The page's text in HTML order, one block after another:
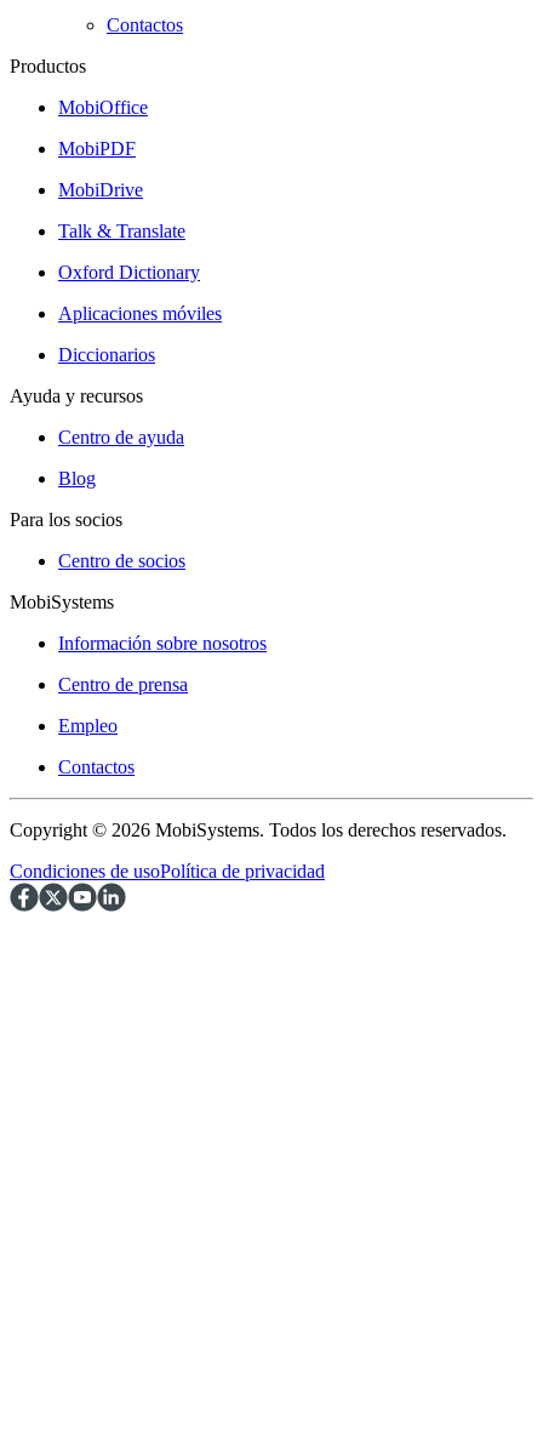
Contactos
Productos
MobiOffice
MobiPDF
MobiDrive
Talk & Translate
Oxford Dictionary
Aplicaciones móviles
Diccionarios
Ayuda y recursos
Centro de ayuda
Blog
Para los socios
Centro de socios
MobiSystems
Información sobre nosotros
Centro de prensa
Empleo
Contactos
Copyright © 2026 MobiSystems. Todos los derechos reservados.
Condiciones de usoPolítica de privacidad